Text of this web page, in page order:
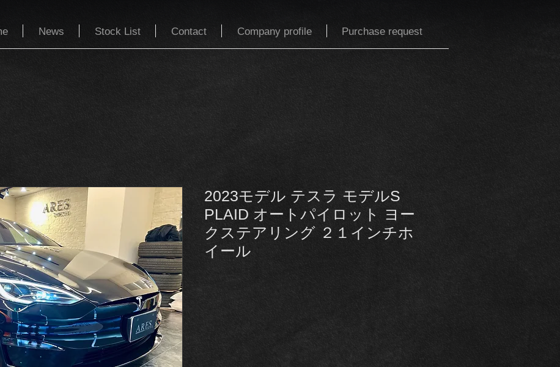
News Stock List Contact Company profile Purchase request
2023モデル テスラ モデルS
PLAID オートパイロット ヨー
クステアリング ２１インチホ
イール